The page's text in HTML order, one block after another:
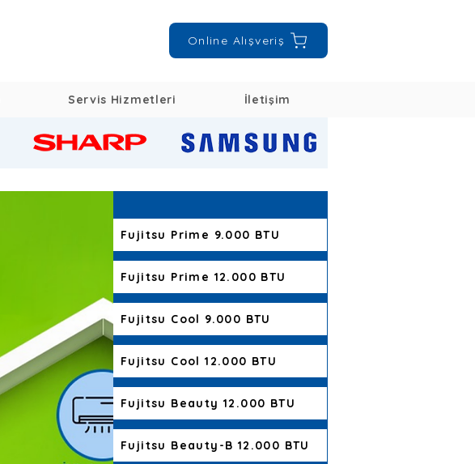
Online Alışveriş
Servis Hizmetleri İletişim
Fujitsu Prime 9.000 BTU
Fujitsu Prime 12.000 BTU
Fujitsu Cool 9.000 BTU
Fujitsu Cool 12.000 BTU
Fujitsu Beauty 12.000 BTU
Fujitsu Beauty-B 12.000 BTU